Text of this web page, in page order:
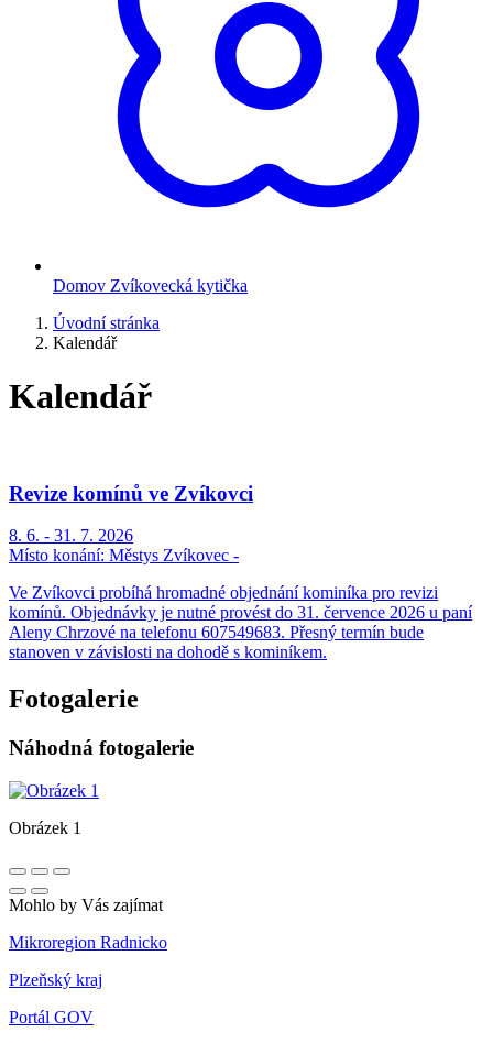
Domov Zvíkovecká kytička
Úvodní stránka
Kalendář
Kalendář
Revize komínů ve Zvíkovci
8. 6. - 31. 7. 2026
Místo konání: Městys Zvíkovec -
Ve Zvíkovci probíhá hromadné objednání kominíka pro revizi
komínů. Objednávky je nutné provést do 31. července 2026 u paní
Aleny Chrzové na telefonu 607549683. Přesný termín bude
stanoven v závislosti na dohodě s kominíkem.
Fotogalerie
Náhodná fotogalerie
Obrázek 1
Mohlo by Vás zajímat
Mikroregion Radnicko
Plzeňský kraj
Portál GOV